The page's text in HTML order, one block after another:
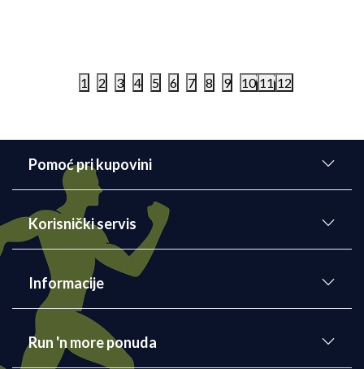
1 2 3 4 5 6 7 8 9 10 11 12
Pomoć pri kupovini
Korisnički servis
Informacije
Run 'n more ponuda